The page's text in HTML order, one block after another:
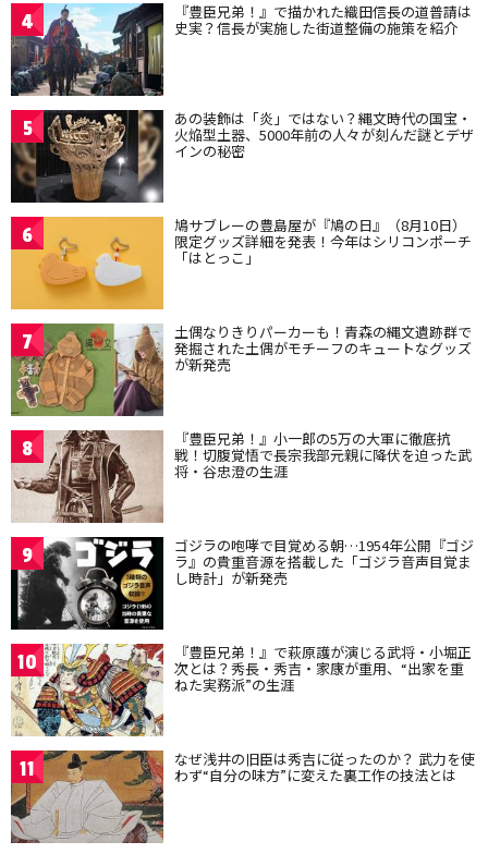
4 『豊臣兄弟！』で描かれた織田信長の道普請は
史実？信長が実施した街道整備の施策を紹介
5 あの装飾は「炎」ではない？縄文時代の国宝・
火焔型土器、5000年前の人々が刻んだ謎とデザ
インの秘密
6 鳩サブレーの豊島屋が『鳩の日』（8月10日）
限定グッズ詳細を発表！今年はシリコンポーチ
「はとっこ」
7 土偶なりきりパーカーも！青森の縄文遺跡群で
発掘された土偶がモチーフのキュートなグッズ
が新発売
8 『豊臣兄弟！』小一郎の5万の大軍に徹底抗
戦！切腹覚悟で長宗我部元親に降伏を迫った武
将・谷忠澄の生涯
9 ゴジラの咆哮で目覚める朝…1954年公開『ゴジ
ラ』の貴重音源を搭載した「ゴジラ音声目覚ま
し時計」が新発売
10 『豊臣兄弟！』で萩原護が演じる武将・小堀正
次とは？秀長・秀吉・家康が重用、“出家を重
ねた実務派”の生涯
11 なぜ浅井の旧臣は秀吉に従ったのか？ 武力を使
わず“自分の味方”に変えた裏工作の技法とは